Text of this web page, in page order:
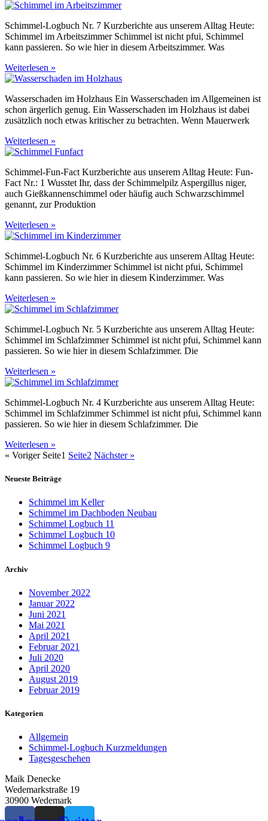
Schimmel-Logbuch Nr. 7 Kurzberichte aus unserem Alltag Heute:
Schimmel im Arbeitszimmer Schimmel ist nicht pfui, Schimmel
kann passieren. So wie hier in diesem Arbeitszimmer. Was
Weiterlesen »
Wasserschaden im Holzhaus Ein Wasserschaden im Allgemeinen ist
schon ärgerlich genug. Ein Wasserschaden im Holzhaus ist dabei
zusätzlich noch etwas kritischer zu betrachten. Wenn Mauerwerk
Weiterlesen »
Schimmel-Fun-Fact Kurzberichte aus unserem Alltag Heute: Fun-
Fact Nr.: 1 Wusstet Ihr, dass der Schimmelpilz Aspergillus niger,
auch Gießkannenschimmel oder häufig auch Schwarzschimmel
genannt, zur Produktion
Weiterlesen »
Schimmel-Logbuch Nr. 6 Kurzberichte aus unserem Alltag Heute:
Schimmel im Kinderzimmer Schimmel ist nicht pfui, Schimmel
kann passieren. So wie hier in diesem Kinderzimmer. Was
Weiterlesen »
Schimmel-Logbuch Nr. 5 Kurzberichte aus unserem Alltag Heute:
Schimmel im Schlafzimmer Schimmel ist nicht pfui, Schimmel kann
passieren. So wie hier in diesem Schlafzimmer. Die
Weiterlesen »
Schimmel-Logbuch Nr. 4 Kurzberichte aus unserem Alltag Heute:
Schimmel im Schlafzimmer Schimmel ist nicht pfui, Schimmel kann
passieren. So wie hier in diesem Schlafzimmer. Die
Weiterlesen »
« Voriger Seite1 Seite2 Nächster »
Neueste Beiträge
Schimmel im Keller
Schimmel im Dachboden Neubau
Schimmel Logbuch 11
Schimmel Logbuch 10
Schimmel Logbuch 9
Archiv
November 2022
Januar 2022
Juni 2021
Mai 2021
April 2021
Februar 2021
Juli 2020
April 2020
August 2019
Februar 2019
Kategorien
Allgemein
Schimmel-Logbuch Kurzmeldungen
Tagesgeschehen
Maik Denecke
Wedemarkstraße 19
30900 Wedemark